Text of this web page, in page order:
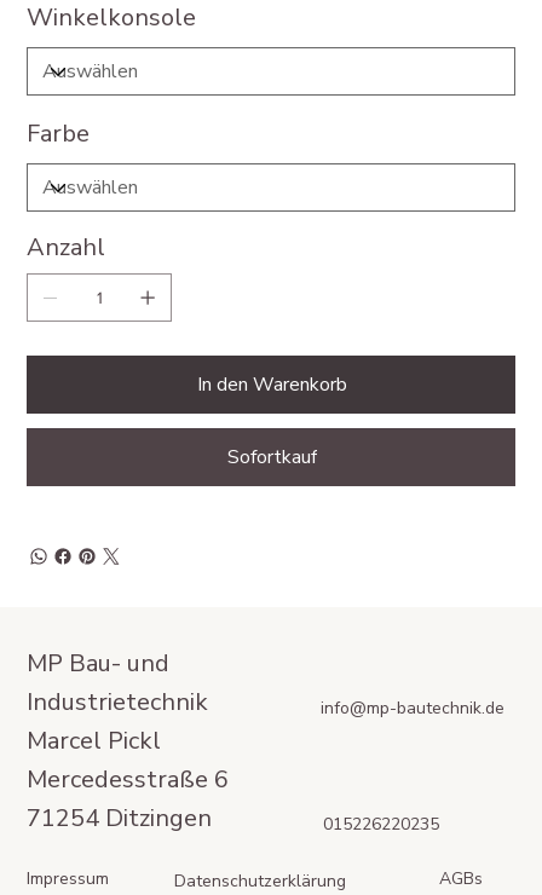
Winkelkonsole
Farbe
Anzahl
In den Warenkorb
Sofortkauf
MP Bau- und
Industrietechnik
Marcel Pickl
Mercedesstraße 6
71254 Ditzingen
info@mp-bautechnik.de
015226220235
Impressum Datenschutzerklärung AGBs